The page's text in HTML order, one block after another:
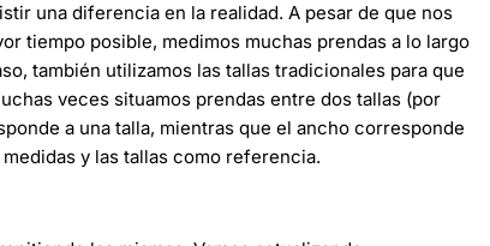
una diferencia en la realidad. A pesar de que nos
tiempo posible, medimos muchas prendas a lo largo
también utilizamos las tallas tradicionales para que
veces situamos prendas entre dos tallas (por
a una talla, mientras que el ancho corresponde
y las tallas como referencia.